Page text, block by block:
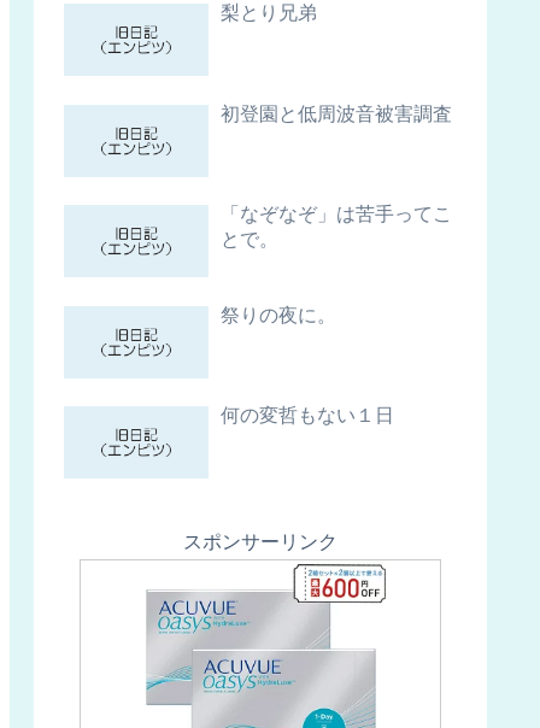
梨とり兄弟
初登園と低周波音被害調査
「なぞなぞ」は苦手ってこ
とで。
祭りの夜に。
何の変哲もない１日
スポンサーリンク